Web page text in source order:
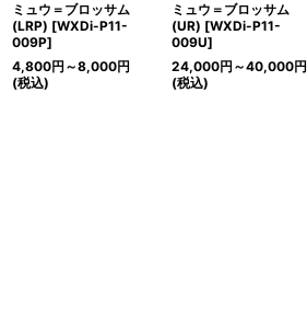
ミュウ＝ブロッサム
(LRP) [WXDi-P11-
009P]
4,800円 ～8,000円
(税込)
ミュウ＝ブロッサム
(UR) [WXDi-P11-
009U]
24,000円 ～40,000円
(税込)